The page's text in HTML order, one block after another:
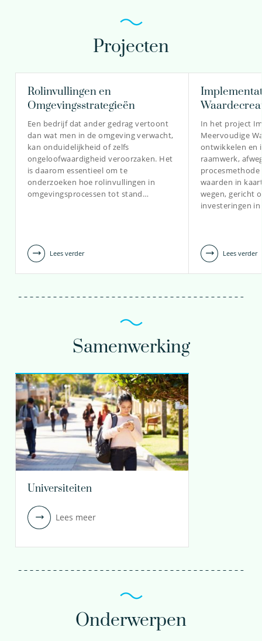
dr.ir. Andrew Segrave
Manager Impact
030-6069546
Andrew.Segrave@kwrwater.nl
bekijk profiel
Projecten
Rolinvullingen en
Omgevingsstrategieën
Een bedrijf dat ander gedrag vertoont
dan wat men in de omgeving verwacht,
kan onduidelijkheid of zelfs
ongeloofwaardigheid veroorzaken. Het
is daarom essentieel om te
onderzoeken hoe rolinvullingen in
omgevingsprocessen tot stand…
Lees verder
In het project
Meervoudige
ontwikkelen en
raamwerk,
waarden in
wegen, gericht
investeringen
Lees verder
Samenwerking
Universiteiten
Lees meer
Onderwerpen